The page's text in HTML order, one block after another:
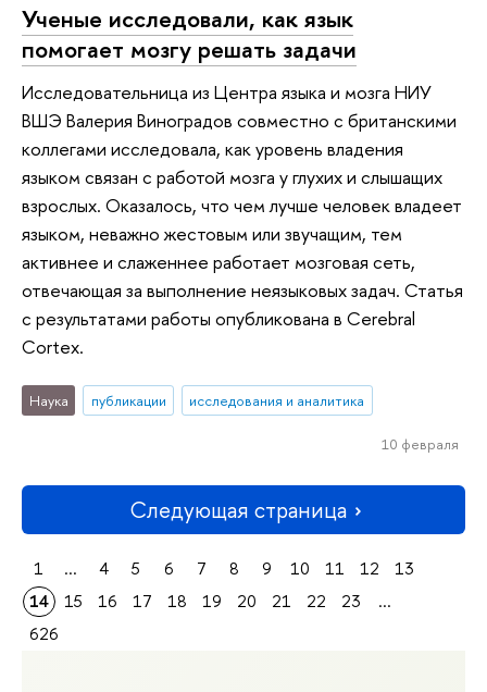
Ученые исследовали, как язык
помогает мозгу решать задачи
Исследовательница из Центра языка и мозга НИУ
ВШЭ Валерия Виноградов совместно с британскими
коллегами исследовала, как уровень владения
языком связан с работой мозга у глухих и слышащих
взрослых. Оказалось, что чем лучше человек владеет
языком, неважно жестовым или звучащим, тем
активнее и слаженнее работает мозговая сеть,
отвечающая за выполнение неязыковых задач. Статья
с результатами работы опубликована в Cerebral
Cortex.
Наука публикации исследования и аналитика
10 февраля
Следующая страница
1 ... 4 5 6 7 8 9 10 11 12
13
14
15 16 17 18 19 20 21 22 23
...
626